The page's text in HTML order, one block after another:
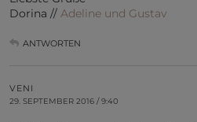
Dorina // Adeline und Gustav
ANTWORTEN
VENI
29. SEPTEMBER 2016 / 9:40